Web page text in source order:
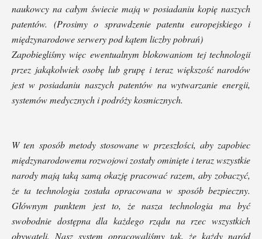
naukowcy na całym świecie mają w posiadaniu kopię naszych
patentów. (Prosimy o sprawdzenie patentu europejskiego i
międzynarodowe serwery pod kątem liczby pobrań)
Zapobiegliśmy więc ewentualnym blokowaniom tej technologii
przez jakąkolwiek osobę lub grupę i teraz większość narodów
jest w posiadaniu naszych patentów na wytwarzanie energii,
systemów medycznych i podróży kosmicznych.
W ten sposób metody stosowane w przeszłości, aby zapobiec
międzynarodowemu rozwojowi zostały ominięte i teraz wszystkie
narody mają taką samą okazję pracować razem, aby zobaczyć,
że ta technologia została opracowana w sposób bezpieczny.
Głównym punktem jest to, że nasza technologia ma być
swobodnie dostępna dla każdego rządu na rzec wszystkich
obywateli. Nasz system opracowaliśmy tak, że każdy naród